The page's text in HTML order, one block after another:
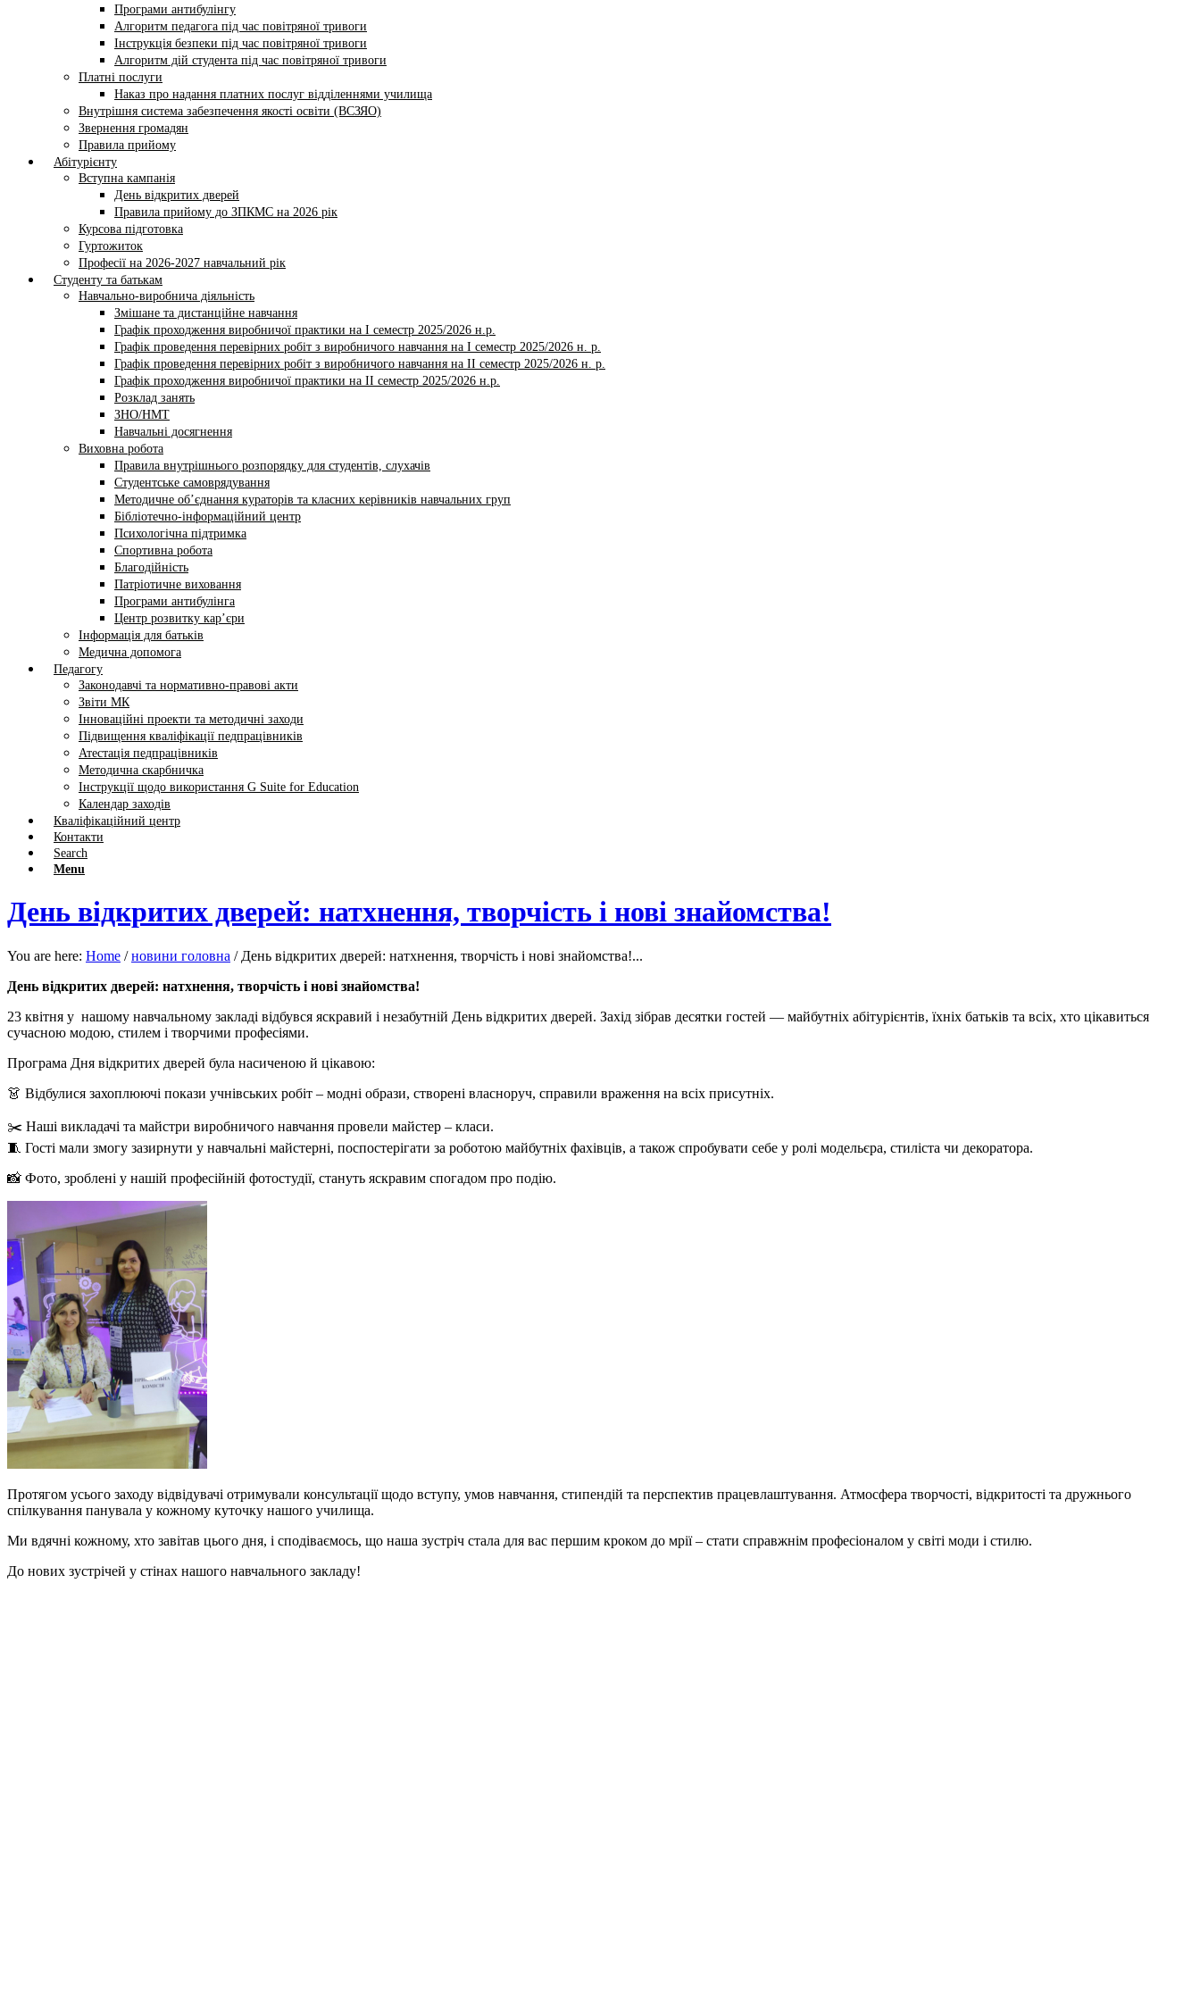
Програми антибулінгу
Алгоритм педагога під час повітряної тривоги
Інструкція безпеки під час повітряної тривоги
Алгоритм дій студента під час повітряної тривоги
Платні послуги
Наказ про надання платних послуг відділеннями училища
Внутрішня система забезпечення якості освіти (ВСЗЯО)
Звернення громадян
Правила прийому
Абітурієнту
Вступна кампанія
День відкритих дверей
Правила прийому до ЗПКМС на 2026 рік
Курсова підготовка
Гуртожиток
Професії на 2026-2027 навчальний рік
Студенту та батькам
Навчально-виробнича діяльність
Змішане та дистанційне навчання
Графік проходження виробничої практики на І семестр 2025/2026 н.р.
Графік проведення перевірних робіт з виробничого навчання на І семестр 2025/2026 н. р.
Графік проведення перевірних робіт з виробничого навчання на ІI семестр 2025/2026 н. р.
Графік проходження виробничої практики на II семестр 2025/2026 н.р.
Розклад занять
ЗНО/НМТ
Навчальні досягнення
Виховна робота
Правила внутрішнього розпорядку для студентів, слухачів
Студентське самоврядування
Методичне об’єднання кураторів та класних керівників навчальних груп
Бібліотечно-інформаційний центр
Психологічна підтримка
Спортивна робота
Благодійність
Патріотичне виховання
Програми антибулінга
Центр розвитку кар’єри
Інформація для батьків
Медична допомога
Педагогу
Законодавчі та нормативно-правові акти
Звіти МК
Інноваційні проекти та методичні заходи
Підвищення кваліфікації педпрацівників
Атестація педпрацівників
Методична скарбничка
Інструкції щодо використання G Suite for Education
Календар заходів
Кваліфікаційний центр
Контакти
Search
Menu
День відкритих дверей: натхнення, творчість і нові знайомства!
You are here: Home / новини головна / День відкритих дверей: натхнення, творчість і нові знайомства!...
День відкритих дверей: натхнення, творчість і нові знайомства!
23 квітня у нашому навчальному закладі відбувся яскравий і незабутній День відкритих дверей. Захід зібрав десятки гостей — майбутніх абітурієнтів, їхніх батьків та всіх, хто цікавиться
сучасною модою, стилем і творчими професіями.
Програма Дня відкритих дверей була насиченою й цікавою:
👗 Відбулися захоплюючі покази учнівських робіт – модні образи, створені власноруч, справили враження на всіх присутніх.
✂️ Наші викладачі та майстри виробничого навчання провели майстер – класи.
🧵 Гості мали змогу зазирнути у навчальні майстерні, поспостерігати за роботою майбутніх фахівців, а також спробувати себе у ролі модельєра, стиліста чи декоратора.
📸 Фото, зроблені у нашій професійній фотостудії, стануть яскравим спогадом про подію.
Протягом усього заходу відвідувачі отримували консультації щодо вступу, умов навчання, стипендій та перспектив працевлаштування. Атмосфера творчості, відкритості та дружнього
спілкування панувала у кожному куточку нашого училища.
Ми вдячні кожному, хто завітав цього дня, і сподіваємось, що наша зустріч стала для вас першим кроком до мрії – стати справжнім професіоналом у світі моди і стилю.
До нових зустрічей у стінах нашого навчального закладу!